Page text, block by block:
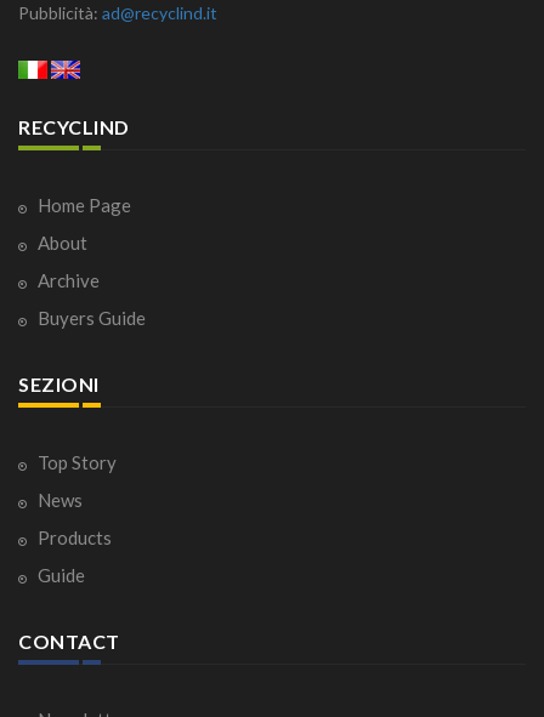
Pubblicità: ad@recyclind.it
RECYCLIND
Home Page
About
Archive
Buyers Guide
SEZIONI
Top Story
News
Products
Guide
CONTACT